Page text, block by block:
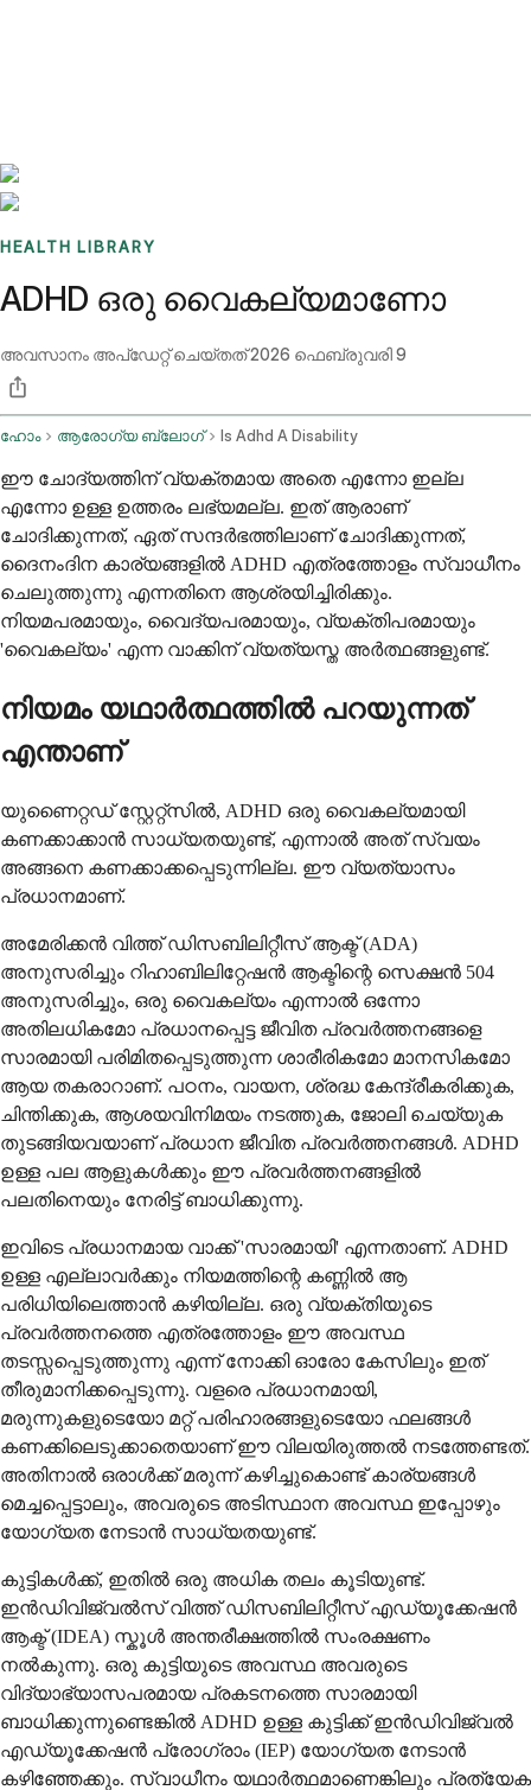
HEALTH LIBRARY
ADHD ഒരു വൈകല്യമാണോ
അവസാനം അപ്ഡേറ്റ് ചെയ്തത്2026 ഫെബ്രുവരി 9
ഹോം ആരോഗ്യ ബ്ലോഗ് Is Adhd A Disability
ഈ ചോദ്യത്തിന് വ്യക്തമായ അതെ എന്നോ ഇല്ല
എന്നോ ഉള്ള ഉത്തരം ലഭ്യമല്ല. ഇത് ആരാണ്
ചോദിക്കുന്നത്, ഏത് സന്ദർഭത്തിലാണ് ചോദിക്കുന്നത്,
ദൈനംദിന കാര്യങ്ങളിൽ ADHD എത്രത്തോളം സ്വാധീനം
ചെലുത്തുന്നു എന്നതിനെ ആശ്രയിച്ചിരിക്കും.
നിയമപരമായും, വൈദ്യപരമായും, വ്യക്തിപരമായും
'വൈകല്യം' എന്ന വാക്കിന് വ്യത്യസ്ത അർത്ഥങ്ങളുണ്ട്.
നിയമം യഥാർത്ഥത്തിൽ പറയുന്നത്
എന്താണ്
യുണൈറ്റഡ് സ്റ്റേറ്റ്സിൽ, ADHD ഒരു വൈകല്യമായി
കണക്കാക്കാൻ സാധ്യതയുണ്ട്, എന്നാൽ അത് സ്വയം
അങ്ങനെ കണക്കാക്കപ്പെടുന്നില്ല. ഈ വ്യത്യാസം
പ്രധാനമാണ്.
അമേരിക്കൻ വിത്ത് ഡിസബിലിറ്റീസ് ആക്ട് (ADA)
അനുസരിച്ചും റിഹാബിലിറ്റേഷൻ ആക്ടിന്റെ സെക്ഷൻ 504
അനുസരിച്ചും, ഒരു വൈകല്യം എന്നാൽ ഒന്നോ
അതിലധികമോ പ്രധാനപ്പെട്ട ജീവിത പ്രവർത്തനങ്ങളെ
സാരമായി പരിമിതപ്പെടുത്തുന്ന ശാരീരികമോ മാനസികമോ
ആയ തകരാറാണ്. പഠനം, വായന, ശ്രദ്ധ കേന്ദ്രീകരിക്കുക,
ചിന്തിക്കുക, ആശയവിനിമയം നടത്തുക, ജോലി ചെയ്യുക
തുടങ്ങിയവയാണ് പ്രധാന ജീവിത പ്രവർത്തനങ്ങൾ. ADHD
ഉള്ള പല ആളുകൾക്കും ഈ പ്രവർത്തനങ്ങളിൽ
പലതിനെയും നേരിട്ട് ബാധിക്കുന്നു.
ഇവിടെ പ്രധാനമായ വാക്ക് 'സാരമായി' എന്നതാണ്. ADHD
ഉള്ള എല്ലാവർക്കും നിയമത്തിന്റെ കണ്ണിൽ ആ
പരിധിയിലെത്താൻ കഴിയില്ല. ഒരു വ്യക്തിയുടെ
പ്രവർത്തനത്തെ എത്രത്തോളം ഈ അവസ്ഥ
തടസ്സപ്പെടുത്തുന്നു എന്ന് നോക്കി ഓരോ കേസിലും ഇത്
തീരുമാനിക്കപ്പെടുന്നു. വളരെ പ്രധാനമായി,
മരുന്നുകളുടെയോ മറ്റ് പരിഹാരങ്ങളുടെയോ ഫലങ്ങൾ
കണക്കിലെടുക്കാതെയാണ് ഈ വിലയിരുത്തൽ നടത്തേണ്ടത്.
അതിനാൽ ഒരാൾക്ക് മരുന്ന് കഴിച്ചുകൊണ്ട് കാര്യങ്ങൾ
മെച്ചപ്പെട്ടാലും, അവരുടെ അടിസ്ഥാന അവസ്ഥ ഇപ്പോഴും
യോഗ്യത നേടാൻ സാധ്യതയുണ്ട്.
കുട്ടികൾക്ക്, ഇതിൽ ഒരു അധിക തലം കൂടിയുണ്ട്.
ഇൻഡിവിജ്വൽസ് വിത്ത് ഡിസബിലിറ്റീസ് എഡ്യൂക്കേഷൻ
ആക്ട് (IDEA) സ്കൂൾ അന്തരീക്ഷത്തിൽ സംരക്ഷണം
നൽകുന്നു. ഒരു കുട്ടിയുടെ അവസ്ഥ അവരുടെ
വിദ്യാഭ്യാസപരമായ പ്രകടനത്തെ സാരമായി
ബാധിക്കുന്നുണ്ടെങ്കിൽ ADHD ഉള്ള കുട്ടിക്ക് ഇൻഡിവിജ്വൽ
എഡ്യൂക്കേഷൻ പ്രോഗ്രാം (IEP) യോഗ്യത നേടാൻ
കഴിഞ്ഞേക്കും. സ്വാധീനം യഥാർത്ഥമാണെങ്കിലും പ്രത്യേക